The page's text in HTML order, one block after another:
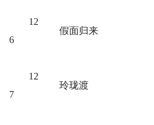
12
6
假面归来
12
7
玲珑渡